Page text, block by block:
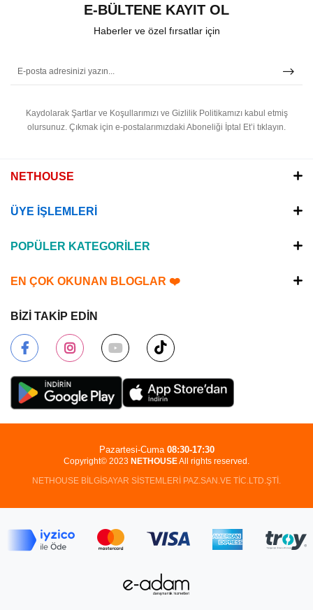
E-BÜLTENE KAYIT OL
Haberler ve özel fırsatlar için
Kaydolarak Şartlar ve Koşullarımızı ve Gizlilik Politikamızı kabul etmiş
olursunuz. Çıkmak için e-postalarımızdaki Aboneliği İptal Et’i tıklayın.
NETHOUSE
ÜYE İŞLEMLERİ
POPÜLER KATEGORİLER
EN ÇOK OKUNAN BLOGLAR ❤️
BİZİ TAKİP EDİN
Copyright© 2023 NETHOUSEAll rights reserved.
NETHOUSE BİLGİSAYAR SİSTEMLERİ PAZ.SAN.VE TİC.LTD.ŞTİ.
Pazartesi-Cuma 08:30-17:30